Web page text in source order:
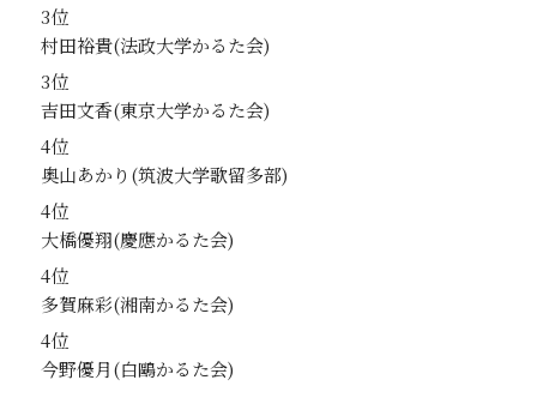
3位
村田裕貴
3位
吉田文香
4位
奥山あかり
4位
大橋優翔
4位
多賀麻彩
4位
今野優月